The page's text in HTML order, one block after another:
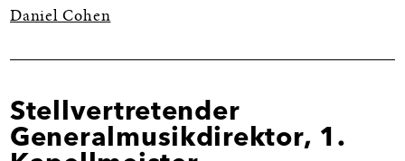
Daniel Cohen
Stellvertretender
Generalmusikdirektor, 1.